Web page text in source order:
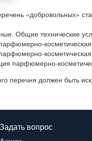
«добровольных»
Общие технические
парфюмерно-
перечня должен быть
Задать вопрос